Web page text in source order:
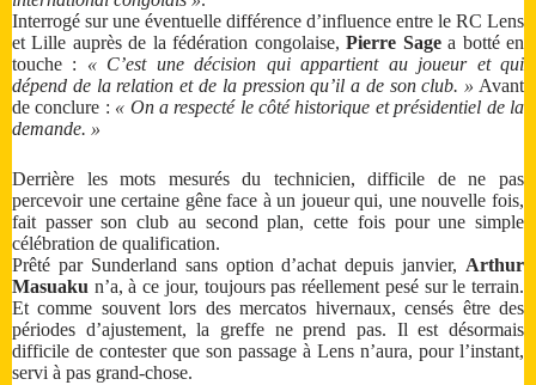
Interrogé sur une éventuelle différence d’influence entre le RC Lens
et Lille auprès de la fédération congolaise,Pierre Sagea botté en
touche : « C’est une décision qui appartient au joueur et qui
dépend de la relation et de la pression qu’il a de son club. » Avant
de conclure : « On a respecté le côté historique et présidentiel de la
demande. »
Derrière les mots mesurés du technicien, difficile de ne pas
percevoir une certaine gêne face à un joueur qui, une nouvelle fois,
fait passer son club au second plan, cette fois pour une simple
célébration de qualification.
Prêté par Sunderland sans option d’achat depuis janvier, Arthur
Masuaku n’a, à ce jour, toujours pas réellement pesé sur le terrain.
Et comme souvent lors des mercatos hivernaux, censés être des
périodes d’ajustement, la greffe ne prend pas. Il est désormais
difficile de contester que son passage à Lens n’aura, pour l’instant,
servi à pas grand-chose.